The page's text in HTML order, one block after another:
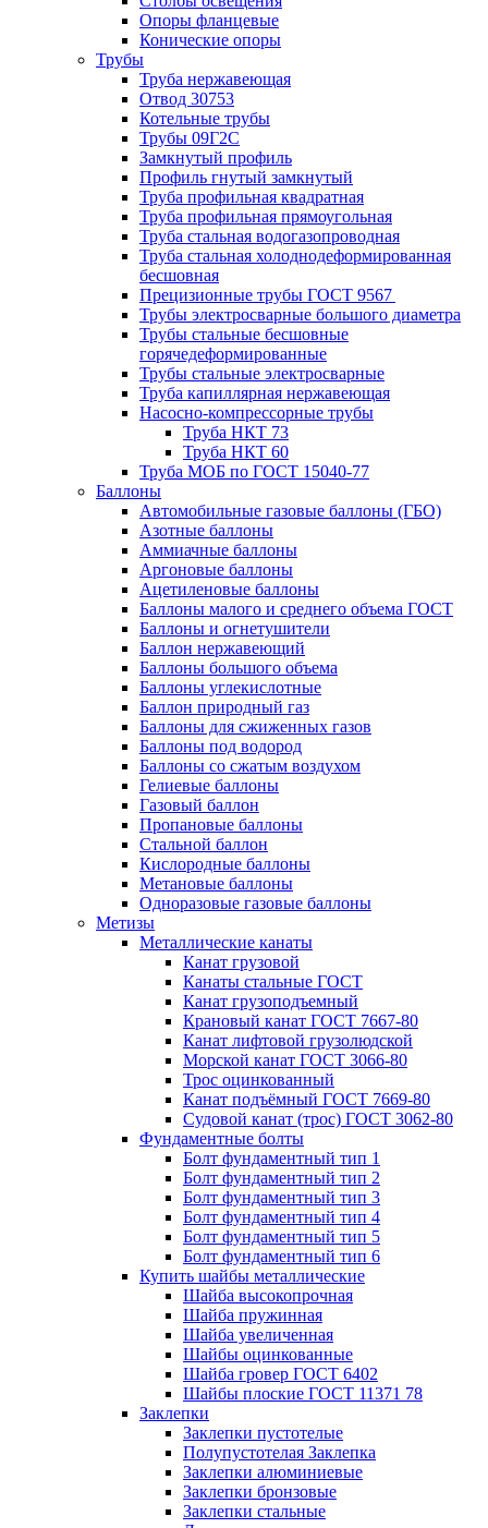
Опоры фланцевые
Конические опоры
Трубы
Труба нержавеющая
Отвод 30753
Котельные трубы
Трубы 09Г2С
Замкнутый профиль
Профиль гнутый замкнутый
Труба профильная квадратная
Труба профильная прямоугольная
Труба стальная водогазопроводная
Труба стальная холоднодеформированная
бесшовная
Прецизионные трубы ГОСТ 9567
Трубы электросварные большого диаметра
Трубы стальные бесшовные
горячедеформированные
Трубы стальные электросварные
Труба капиллярная нержавеющая
Насосно-компрессорные трубы
Труба НКТ 73
Труба НКТ 60
Труба МОБ по ГОСТ 15040-77
Баллоны
Автомобильные газовые баллоны (ГБО)
Азотные баллоны
Аммиачные баллоны
Аргоновые баллоны
Ацетиленовые баллоны
Баллоны малого и среднего объема ГОСТ
Баллоны и огнетушители
Баллон нержавеющий
Баллоны большого объема
Баллоны углекислотные
Баллон природный газ
Баллоны для сжиженных газов
Баллоны под водород
Баллоны со сжатым воздухом
Гелиевые баллоны
Газовый баллон
Пропановые баллоны
Стальной баллон
Кислородные баллоны
Метановые баллоны
Одноразовые газовые баллоны
Метизы
Металлические канаты
Канат грузовой
Канаты стальные ГОСТ
Канат грузоподъемный
Крановый канат ГОСТ 7667-80
Канат лифтовой грузолюдской
Морской канат ГОСТ 3066-80
Трос оцинкованный
Канат подъёмный ГОСТ 7669-80
Судовой канат (трос) ГОСТ 3062-80
Фундаментные болты
Болт фундаментный тип 1
Болт фундаментный тип 2
Болт фундаментный тип 3
Болт фундаментный тип 4
Болт фундаментный тип 5
Болт фундаментный тип 6
Купить шайбы металлические
Шайба высокопрочная
Шайба пружинная
Шайба увеличенная
Шайбы оцинкованные
Шайба гровер ГОСТ 6402
Шайбы плоские ГОСТ 11371 78
Заклепки
Заклепки пустотелые
Полупустотелая Заклепка
Заклепки алюминиевые
Заклепки бронзовые
Заклепки стальные